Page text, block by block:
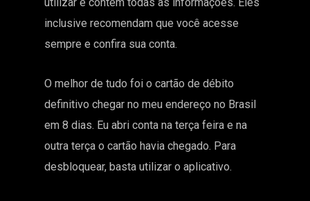
inclusive recomendam que você acesse
sempre e confira sua conta.
O melhor de tudo foi o cartão de débito
definitivo chegar no meu endereço no Brasil
em 8 dias. Eu abri conta na terça feira e na
outra terça o cartão havia chegado. Para
desbloquear, basta utilizar o aplicativo.